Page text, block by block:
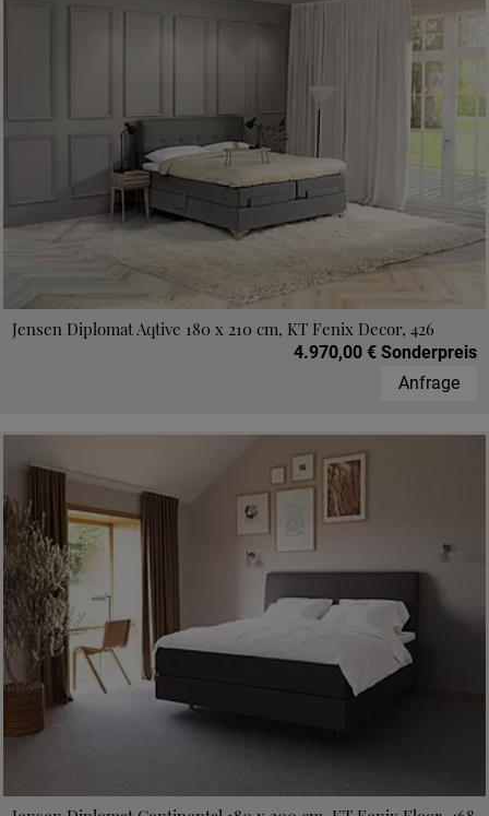
Jensen Diplomat Aqtive 180 x 210 cm, KT Fenix Decor, 426
4.970,00 € Sonderpreis
Anfrage